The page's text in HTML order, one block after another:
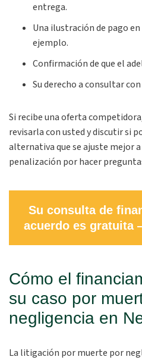
entrega.
Una ilustración de pago
ejemplo.
Confirmación de que el
Su derecho a consultar
Si recibe una oferta
revisarla con usted y discutir si
alternativa que se ajuste mejor
penalización por hacer
Su consulta de
acuerdo es gratuita
Cómo el
su caso por
negligencia en
La litigación por muerte por